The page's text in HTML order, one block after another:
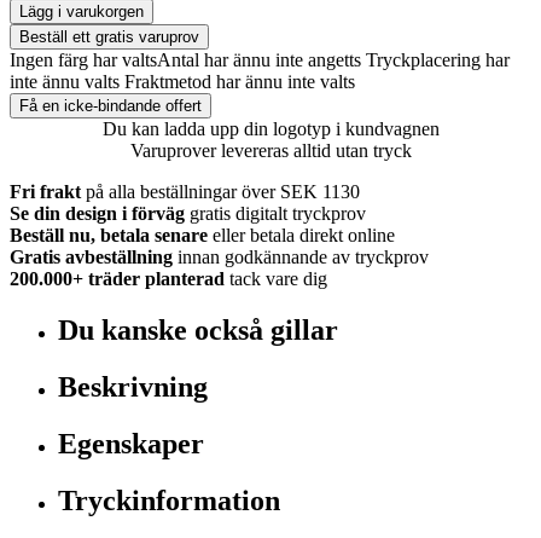
Lägg i varukorgen
Beställ ett gratis varuprov
Ingen färg har valtsAntal har ännu inte angetts Tryckplacering har
inte ännu valts Fraktmetod har ännu inte valts
Få en icke-bindande offert
Du kan ladda upp din logotyp i kundvagnen
Varuprover levereras alltid utan tryck
Fri frakt på alla beställningar över SEK 1130
Se din design i förväg gratis digitalt tryckprov
Beställ nu, betala senare eller betala direkt online
Gratis avbeställning innan godkännande av tryckprov
200.000+ träder planterad tack vare dig
Du kanske också gillar
Beskrivning
Egenskaper
Tryckinformation